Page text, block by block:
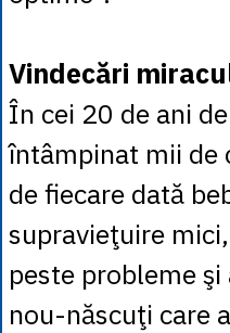
Vindecări
În cei 20 de ani
întâmpinat mii de
de fiecare dată
supravieţuire
peste probleme
nou-născuţi care